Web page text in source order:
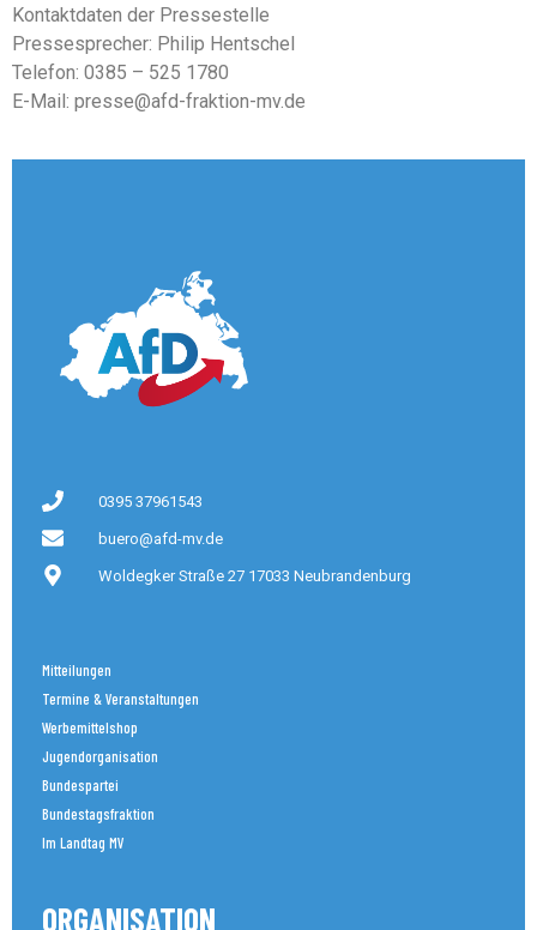
Kontaktdaten der Pressestelle
Pressesprecher: Philip Hentschel
Telefon: 0385 – 525 1780
E-Mail: presse@afd-fraktion-mv.de
0395 37961543
buero@afd-mv.de
Woldegker Straße 27 17033 Neubrandenburg
Mitteilungen
Termine & Veranstaltungen
Werbemittelshop
Jugendorganisation
Bundespartei
Bundestagsfraktion
Im Landtag MV
ORGANISATION